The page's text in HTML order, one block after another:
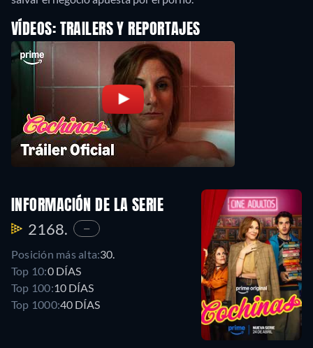
VÍDEOS: TRAILERS Y REPORTAJES
INFORMACIÓN DE LA SERIE
2168. —
Posición más alta:30.
Top 10:0 DÍAS
Top 100:10 DÍAS
Top 1000:40 DÍAS